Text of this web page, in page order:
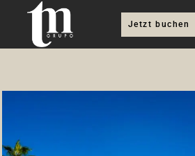
Jetzt buchen